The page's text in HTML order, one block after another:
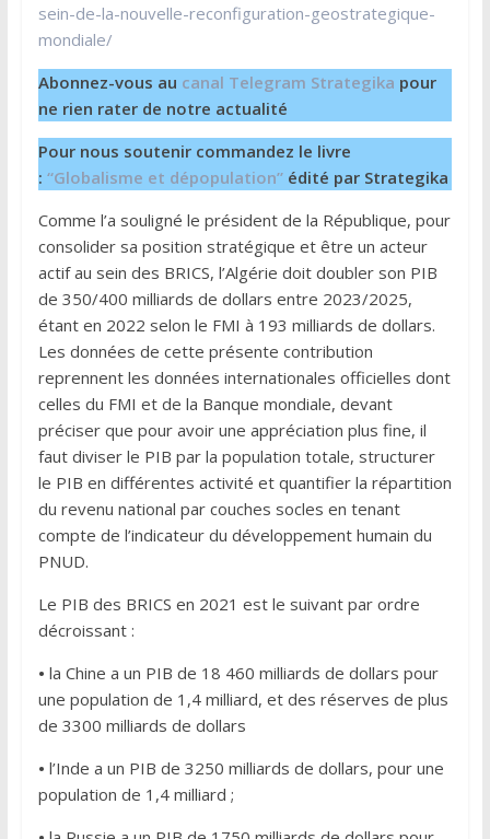
sein-de-la-nouvelle-reconfiguration-geostrategique-
mondiale/
Abonnez-vous au canal Telegram Strategika pour
ne rien rater de notre actualité
Pour nous soutenir commandez le livre
: “Globalisme et dépopulation” édité par Strategika
Comme l’a souligné le président de la République, pour
consolider sa position stratégique et être un acteur
actif au sein des BRICS, l’Algérie doit doubler son PIB
de 350/400 milliards de dollars entre 2023/2025,
étant en 2022 selon le FMI à 193 milliards de dollars.
Les données de cette présente contribution
reprennent les données internationales officielles dont
celles du FMI et de la Banque mondiale, devant
préciser que pour avoir une appréciation plus fine, il
faut diviser le PIB par la population totale, structurer
le PIB en différentes activité et quantifier la répartition
du revenu national par couches socles en tenant
compte de l’indicateur du développement humain du
PNUD.
Le PIB des BRICS en 2021 est le suivant par ordre
décroissant :
• la Chine a un PIB de 18 460 milliards de dollars pour
une population de 1,4 milliard, et des réserves de plus
de 3300 milliards de dollars
• l’Inde a un PIB de 3250 milliards de dollars, pour une
population de 1,4 milliard ;